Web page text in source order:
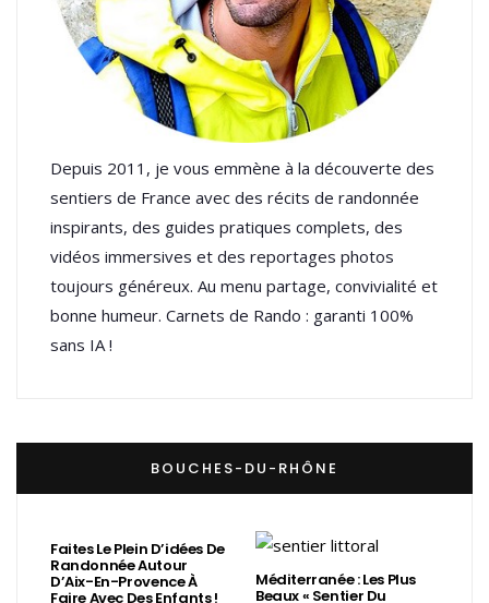
Depuis 2011, je vous emmène à la découverte des
sentiers de France avec des récits de randonnée
inspirants, des guides pratiques complets, des
vidéos immersives et des reportages photos
toujours généreux. Au menu partage, convivialité et
bonne humeur. Carnets de Rando : garanti 100%
sans IA !
BOUCHES-DU-RHÔNE
Faites Le Plein D’idées De
Randonnée Autour
D’Aix-En-Provence À
Faire Avec Des Enfants !
Méditerranée : Les Plus
Beaux « Sentier Du